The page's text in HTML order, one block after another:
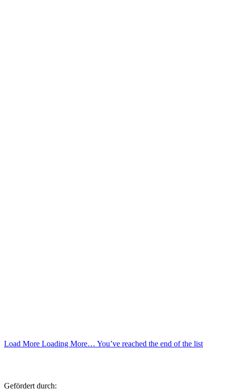
Load More Loading More… You’ve reached the end of the list
Gefördert durch: